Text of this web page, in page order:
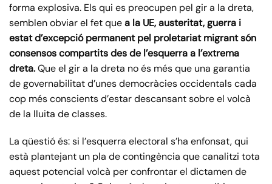
forma explosiva. Els qui es preocupen pel gir a la dreta,
semblen obviar el fet quea la UE, austeritat, guerra i
estat d’excepció permanent pel proletariat migrant són
consensos compartits des de l’esquerra a l’extrema
dreta.Que el gir a la dreta no és més que una garantia
de governabilitat d’unes democràcies occidentals cada
cop més conscients d’estar descansant sobre el volcà
de la lluita de classes.
La qüestió és: si l’esquerra electoral s’ha enfonsat, qui
està plantejant un pla de contingència que canalitzi tota
aquest potencial volcà per confrontar el dictamen de